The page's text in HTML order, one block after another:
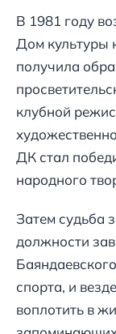
В 1981 году
Дом культуры
получила
клубной
ДК стал
народного
Затем судьба
должности
спорта, и
воплотить в